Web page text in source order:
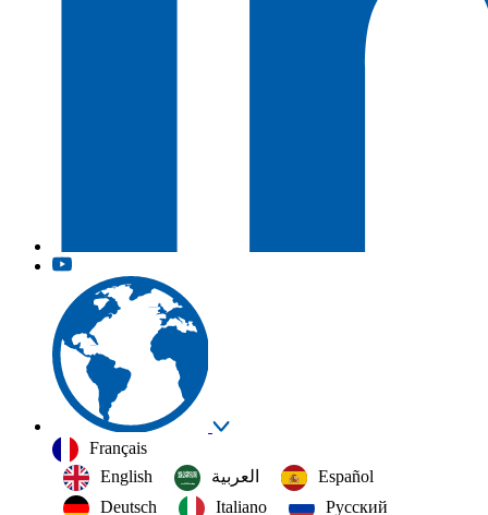
Français
English
العربية‏
Español
Deutsch
Italiano
Русский